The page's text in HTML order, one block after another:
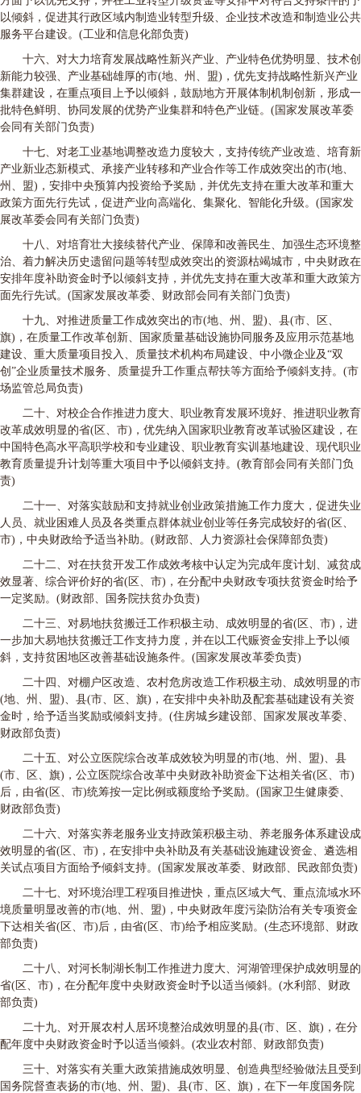
以倾斜，促进其行政区域内制造业转型升级、企业技术改造和制造业公共
服务平台建设。(工业和信息化部负责)
十六、对大力培育发展战略性新兴产业、产业特色优势明显、技术创
新能力较强、产业基础雄厚的市(地、州、盟)，优先支持战略性新兴产业
集群建设，在重点项目上予以倾斜，鼓励地方开展体制机制创新，形成一
批特色鲜明、协同发展的优势产业集群和特色产业链。(国家发展改革委
会同有关部门负责)
十七、对老工业基地调整改造力度较大，支持传统产业改造、培育新
产业新业态新模式、承接产业转移和产业合作等工作成效突出的市(地、
州、盟)，安排中央预算内投资给予奖励，并优先支持在重大改革和重大
政策方面先行先试，促进产业向高端化、集聚化、智能化升级。(国家发
展改革委会同有关部门负责)
十八、对培育壮大接续替代产业、保障和改善民生、加强生态环境整
治、着力解决历史遗留问题等转型成效突出的资源枯竭城市，中央财政在
安排年度补助资金时予以倾斜支持，并优先支持在重大改革和重大政策方
面先行先试。(国家发展改革委、财政部会同有关部门负责)
十九、对推进质量工作成效突出的市(地、州、盟)、县(市、区、
旗)，在质量工作改革创新、国家质量基础设施协同服务及应用示范基地
建设、重大质量项目投入、质量技术机构布局建设、中小微企业及“双
创”企业质量技术服务、质量提升工作重点帮扶等方面给予倾斜支持。(市
场监管总局负责)
二十、对校企合作推进力度大、职业教育发展环境好、推进职业教育
改革成效明显的省(区、市)，优先纳入国家职业教育改革试验区建设，在
中国特色高水平高职学校和专业建设、职业教育实训基地建设、现代职业
教育质量提升计划等重大项目中予以倾斜支持。(教育部会同有关部门负
责)
二十一、对落实鼓励和支持就业创业政策措施工作力度大，促进失业
人员、就业困难人员及各类重点群体就业创业等任务完成较好的省(区、
市)，中央财政给予适当补助。(财政部、人力资源社会保障部负责)
二十二、对在扶贫开发工作成效考核中认定为完成年度计划、减贫成
效显著、综合评价好的省(区、市)，在分配中央财政专项扶贫资金时给予
一定奖励。(财政部、国务院扶贫办负责)
二十三、对易地扶贫搬迁工作积极主动、成效明显的省(区、市)，进
一步加大易地扶贫搬迁工作支持力度，并在以工代赈资金安排上予以倾
斜，支持贫困地区改善基础设施条件。(国家发展改革委负责)
二十四、对棚户区改造、农村危房改造工作积极主动、成效明显的市
(地、州、盟)、县(市、区、旗)，在安排中央补助及配套基础建设有关资
金时，给予适当奖励或倾斜支持。(住房城乡建设部、国家发展改革委、
财政部负责)
二十五、对公立医院综合改革成效较为明显的市(地、州、盟)、县
(市、区、旗)，公立医院综合改革中央财政补助资金下达相关省(区、市)
后，由省(区、市)统筹按一定比例或额度给予奖励。(国家卫生健康委、
财政部负责)
二十六、对落实养老服务业支持政策积极主动、养老服务体系建设成
效明显的省(区、市)，在安排中央补助及有关基础设施建设资金、遴选相
关试点项目方面给予倾斜支持。(国家发展改革委、财政部、民政部负责)
二十七、对环境治理工程项目推进快，重点区域大气、重点流域水环
境质量明显改善的市(地、州、盟)，中央财政年度污染防治有关专项资金
下达相关省(区、市)后，由省(区、市)给予相应奖励。(生态环境部、财政
部负责)
二十八、对河长制湖长制工作推进力度大、河湖管理保护成效明显的
省(区、市)，在分配年度中央财政资金时予以适当倾斜。(水利部、财政
部负责)
二十九、对开展农村人居环境整治成效明显的县(市、区、旗)，在分
配年度中央财政资金时予以适当倾斜。(农业农村部、财政部负责)
三十、对落实有关重大政策措施成效明显、创造典型经验做法且受到
国务院督查表扬的市(地、州、盟)、县(市、区、旗)，在下一年度国务院